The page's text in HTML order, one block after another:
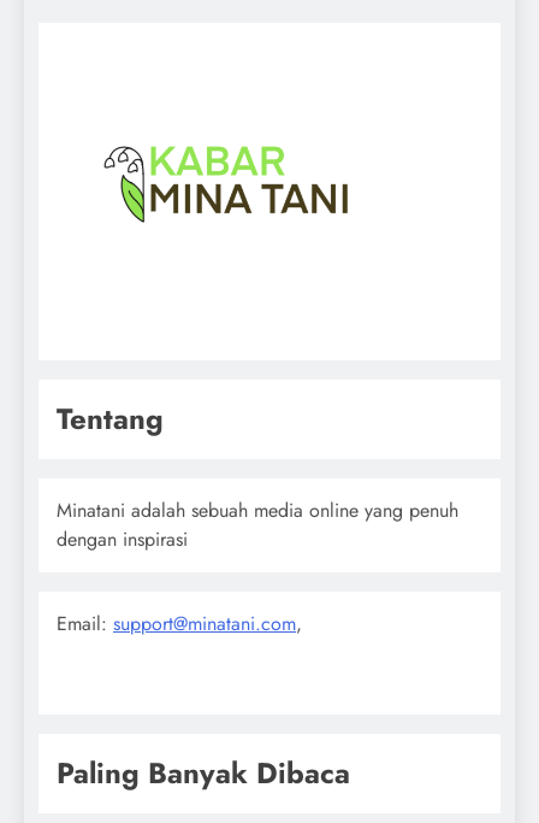
Tentang
Minatani adalah sebuah media online yang penuh
dengan inspirasi
Email: support@minatani.com,
Paling Banyak Dibaca